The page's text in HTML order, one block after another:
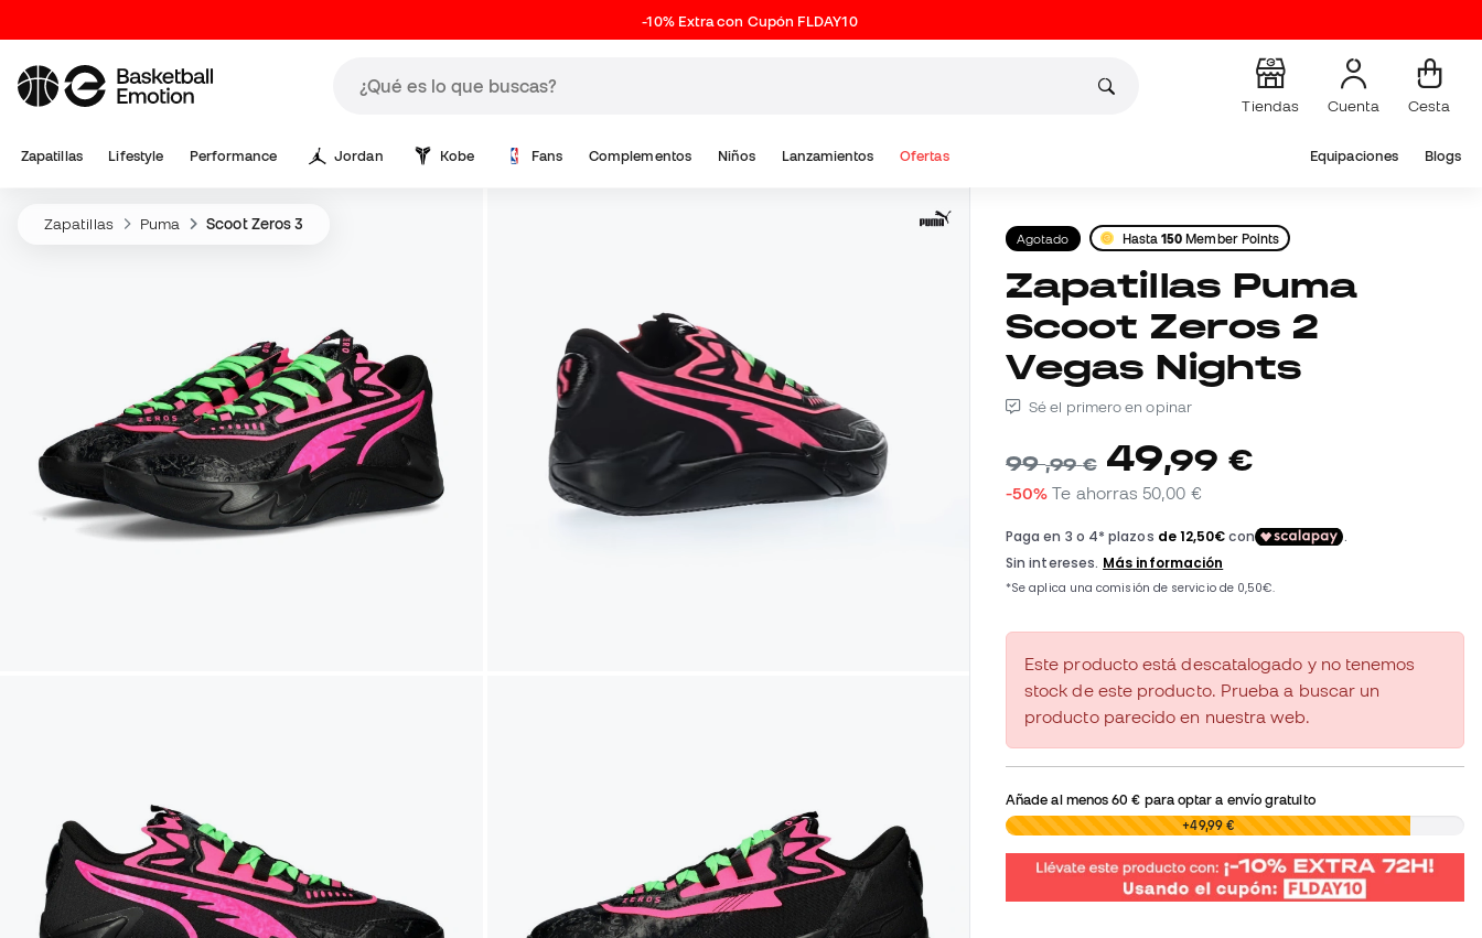
-10% Extra con Cupón FLDAY10
Tiendas Cuenta Cesta
Zapatillas Lifestyle Performance Jordan Kobe Fans Complementos Niños Lanzamientos Ofertas Equipaciones Blogs
Zapatillas Puma Scoot Zeros 3
Agotado Hasta150 Member Points
Zapatillas Puma
Scoot Zeros 2
Vegas Nights
Sé el primero en opinar
99,99 € 49,99 €
-50% Te ahorras50,00 €
Este producto está descatalogado y no tenemos
stock de este producto. Prueba a buscar un
producto parecido en nuestra web.
Añade al menos60 € para optar a envío gratuito
0,00 € +49,99 €